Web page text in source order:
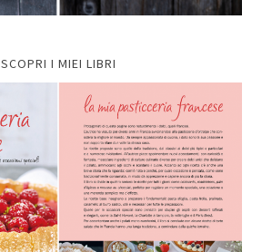
SCOPRI I MIEI LIBRI